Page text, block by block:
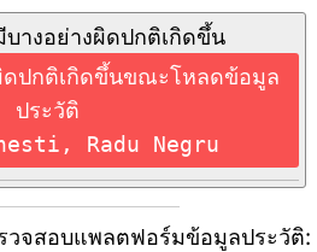
างอย่างผิดปกติเกิดขึ้น
ดปกติเกิดขึ้นขณะโหลดข้อมูล
ประวัติ
Radu Negru
วจสอบแพลตฟอร์มข้อมูลประวัติ: